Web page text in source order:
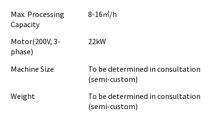
Max. Processing
Capacity
8-16㎥/h
Motor(200V, 3-
phase)
22kW
Machine Size
To be determined in consultation
(semi-custom)
Weight
To be determined in consultation
(semi-custom)